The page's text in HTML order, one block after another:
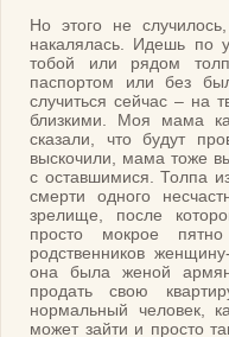
Но этого не
накалялась. Идешь по
тобой или рядом
паспортом или без
случиться сейчас – на
близкими. Моя мама
сказали, что будут
выскочили, мама тоже
с оставшимися. Толпа
смерти одного
зрелище, после
просто мокрое
родственников
она была женой
продать свою
нормальный человек,
может зайти и просто